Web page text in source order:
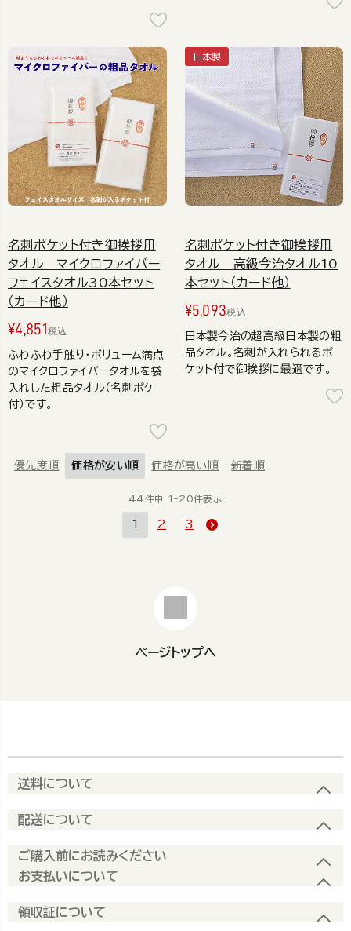
名刺ポケット付き御挨拶用
タオル マイクロファイバー
フェイスタオル30本セット
（カード他）
¥4,851 税込
ふわふわ手触り・ボリューム満点
のマイクロファイバータオルを袋
入れした粗品タオル（名刺ポケ
付）です。
名刺ポケット付き御挨拶用
タオル 高級今治タオル10
本セット（カード他）
日本製
¥5,093税込
日本製今治の超高級日本製の粗
品タオル。名刺が入れられるポ
ケット付で御挨拶に最適です。
優先度順 価格が安い順 価格が高い順 新着順
44件中 1 -20件表示
1 2 3
ページトップへ
送料について
配送について
ご購入前にお読みください
お支払いについて
領収証について